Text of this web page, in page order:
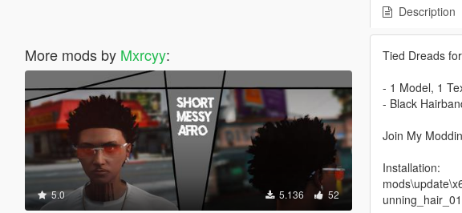
More mods by Mxrcyy:
5.0 5.136 52
Description
Tied Dreads
- 1 Model, 1
- Black
Join My
Installation:
unning_hair_01